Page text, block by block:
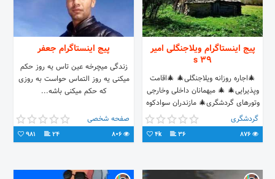
پیج اینستاگرام ویلاجنگلی امیر
39 s
🎄اجاره روزانه ویلاجنگلی🎄 🎄اقامت
وپذیرایی🎄 🎄 میهمانان داخلی وخارجی
وتورهای گردشگری🎄 مازندران سوادکوه
شمالی لفور وبابلکنارزیبا
ش:تماس09111190703 عابدی
گردشگری
36
4k
پیج اینستاگرام جعفر
زندگی میچرخه عین تاس یه روز حکم
میکنی یه روز التماس حواست به روزی
که حکم میکنی باشه...
صفحه شخصی
24
981